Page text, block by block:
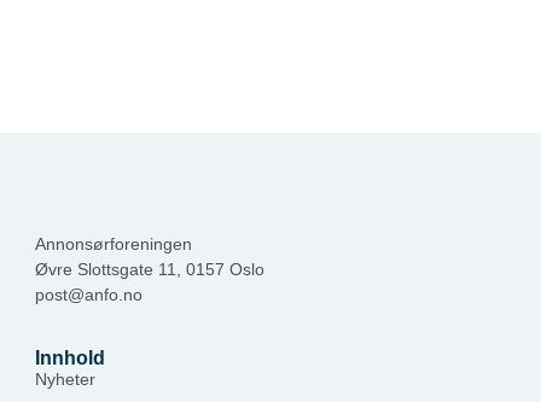
Annonsørforeningen
Øvre Slottsgate 11, 0157 Oslo
post@anfo.no
Innhold
Nyheter